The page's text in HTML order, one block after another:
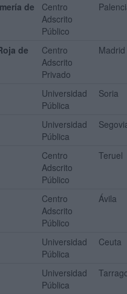
de
Centro
Adscrito
Público
de
Centro
Adscrito
Privado
Madrid
Universidad
Pública
Soria
Universidad
Pública
Centro
Adscrito
Público
Teruel
Centro
Adscrito
Público
Ávila
Universidad
Pública
Ceuta
Universidad
Pública